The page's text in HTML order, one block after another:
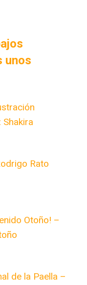
unos
Rato
Otoño! –
de la Paella –